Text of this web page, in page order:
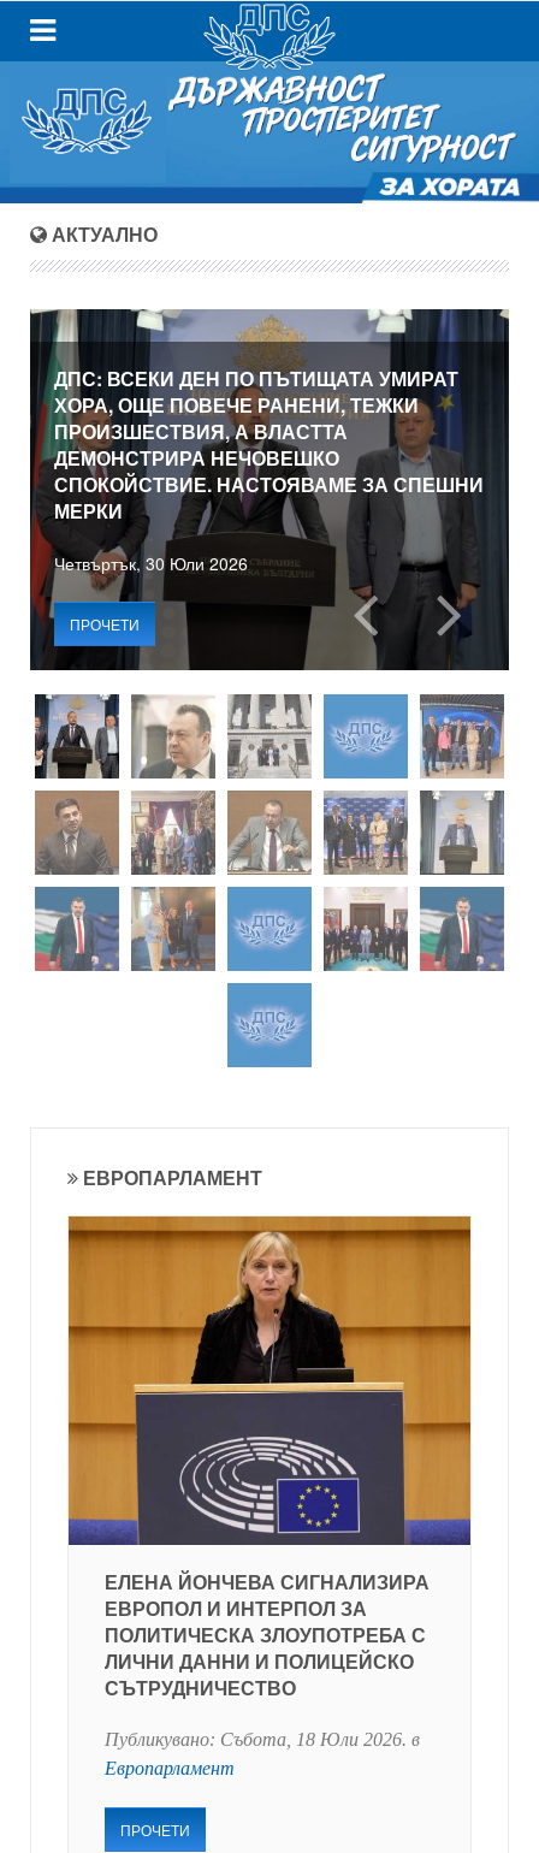
АКТУАЛНО
ДПС: ВСЕКИ ДЕН ПО ПЪТИЩАТА УМИРАТ
ХОРА, ОЩЕ ПОВЕЧЕ РАНЕНИ, ТЕЖКИ
ПРОИЗШЕСТВИЯ, А ВЛАСТТА
ДЕМОНСТРИРА НЕЧОВЕШКО
СПОКОЙСТВИЕ. НАСТОЯВАМЕ ЗА СПЕШНИ
МЕРКИ
Четвъртък, 30 Юли 2026
ПРОЧЕТИ
ЕВРОПАРЛАМЕНТ
ЕЛЕНА ЙОНЧЕВА СИГНАЛИЗИРА
ЕВРОПОЛ И ИНТЕРПОЛ ЗА
ПОЛИТИЧЕСКА ЗЛОУПОТРЕБА С
ЛИЧНИ ДАННИ И ПОЛИЦЕЙСКО
СЪТРУДНИЧЕСТВО
Публикувано: Събота, 18 Юли 2026. в
Европарламент
ПРОЧЕТИ